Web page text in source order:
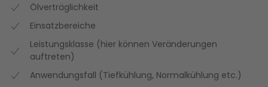
Ölverträglichkeit
Einsatzbereiche
Leistungsklasse (hier können Veränderungen
auftreten)
Anwendungsfall (Tiefkühlung, Normalkühlung etc.)